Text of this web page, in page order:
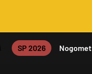
SP 2026 Nogomet